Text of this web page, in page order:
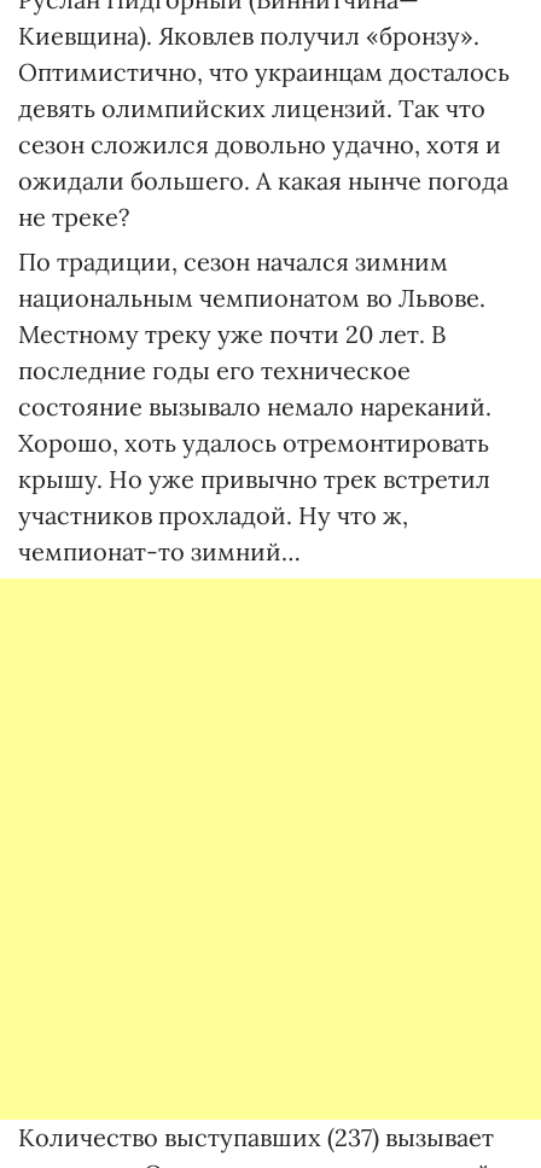
Киевщина). Яковлев получил «бронзу».
Оптимистично, что украинцам досталось
девять олимпийских лицензий. Так что
сезон сложился довольно удачно, хотя и
ожидали большего. А какая нынче погода
не треке?
По традиции, сезон начался зимним
национальным чемпионатом во Львове.
Местному треку уже почти 20 лет. В
последние годы его техническое
состояние вызывало немало нареканий.
Хорошо, хоть удалось отремонтировать
крышу. Но уже привычно трек встретил
участников прохладой. Ну что ж,
чемпионат-то зимний…
Количество выступавших (237) вызывает